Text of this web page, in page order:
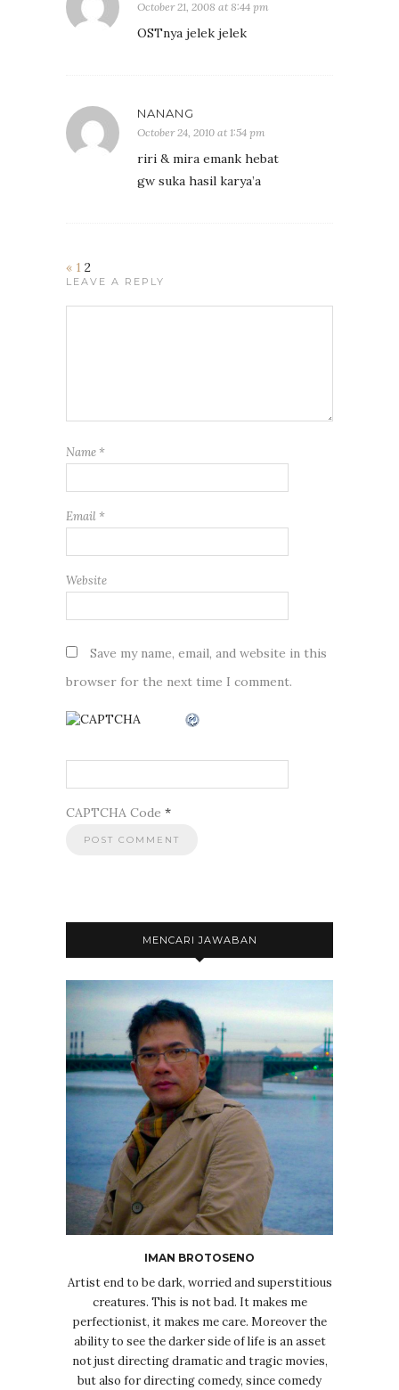
October 21, 2008 at 8:44 pm
OSTnya jelek jelek
NANANG
October 24, 2010 at 1:54 pm
riri & mira emank hebat
gw suka hasil karya’a
« 1 2
LEAVE A REPLY
Name *
Email *
Website
Save my name, email, and website in this
browser for the next time I comment.
CAPTCHA Code *
MENCARI JAWABAN
IMAN BROTOSENO
Artist end to be dark, worried and superstitious
creatures. This is not bad. It makes me
perfectionist, it makes me care. Moreover the
ability to see the darker side of life is an asset
not just directing dramatic and tragic movies,
but also for directing comedy, since comedy